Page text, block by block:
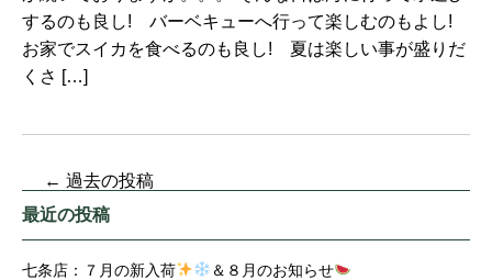
するのも良し! バーベキューへ行って楽しむのもよし!
お家でスイカを食べるのも良し! 夏は楽しい事が盛りだ
くさ […]
← 過去の投稿
最近の投稿
七条店：７月の新入荷 ＆８月のお知らせ